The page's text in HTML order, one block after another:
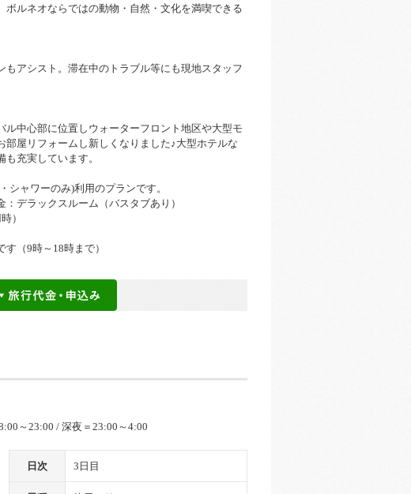
ボルネオならではの動物・自然・文化を満喫できる
もアシスト。滞在中のトラブル等にも現地スタッフ
ル中心部に位置しウォーターフロント地区や大型モ
部屋リフォームし新しくなりました♪大型ホテルな
充実しています。
シャワーのみ)利用のプランです。
デラックスルーム（バスタブあり）
）
（9時～18時まで）
～23:00 / 深夜＝23:00～4:00
日次 3日目